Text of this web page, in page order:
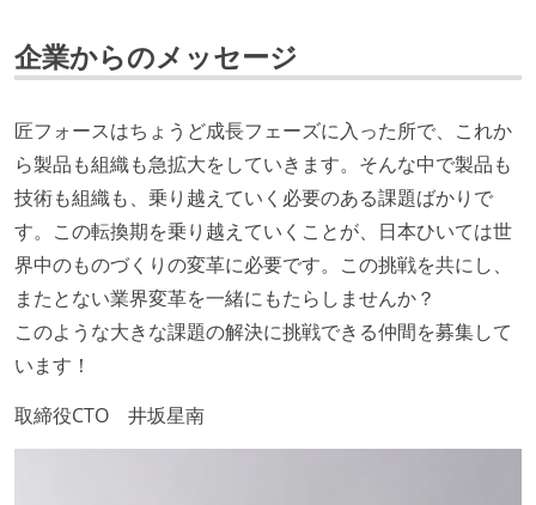
タスクの見積もりは、実装を担当するメンバーが中心
全体のスケジュール管理は、途中の成果を随時確認し
ながら、納期または盛り込む機能を柔軟に調整する形
で行う
プロダクトの開発言語やフレームワークなど主要な構
成技術は、基本的に最新版より1年以上ビハインドし
ていない
コード品質向上のための取り組み
本番にデプロイされるコードには、全てコードレビュ
ーまたはペアプログラミングを実施している
企業からのメッセージ
匠フォースはちょうど成長フェーズに入った所で、これか
ら製品も組織も急拡大をしていきます。そんな中で製品も
技術も組織も、乗り越えていく必要のある課題ばかりで
す。この転換期を乗り越えていくことが、日本ひいては世
界中のものづくりの変革に必要です。この挑戦を共にし、
またとない業界変革を一緒にもたらしませんか？
このような大きな課題の解決に挑戦できる仲間を募集して
います！
取締役CTO 井坂星南